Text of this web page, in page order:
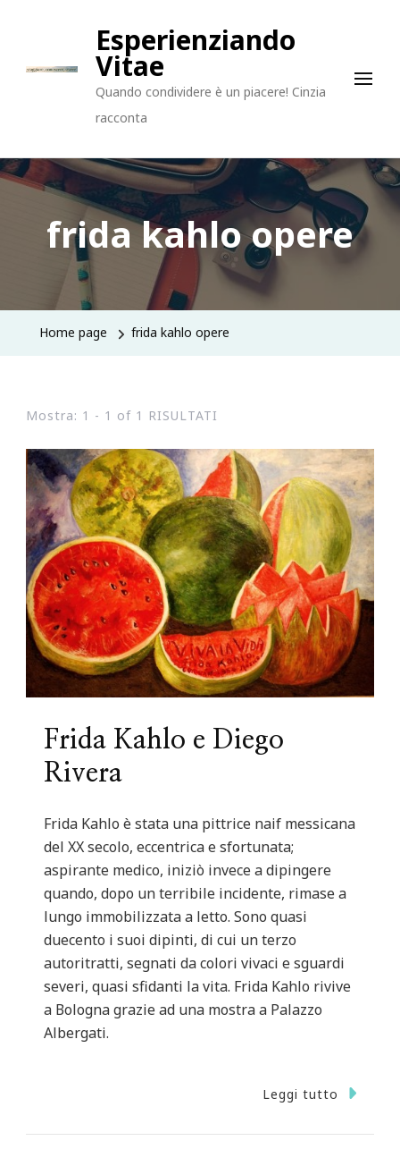
Esperienziando
Vitae
Quando condividere è un piacere! Cinzia
racconta
frida kahlo opere
Home page frida kahlo opere
Mostra: 1 - 1 of 1 RISULTATI
Frida Kahlo e Diego
Rivera
Frida Kahlo è stata una pittrice naif messicana
del XX secolo, eccentrica e sfortunata;
aspirante medico, iniziò invece a dipingere
quando, dopo un terribile incidente, rimase a
lungo immobilizzata a letto. Sono quasi
duecento i suoi dipinti, di cui un terzo
autoritratti, segnati da colori vivaci e sguardi
severi, quasi sfidanti la vita. Frida Kahlo rivive
a Bologna grazie ad una mostra a Palazzo
Albergati.
Leggi tutto